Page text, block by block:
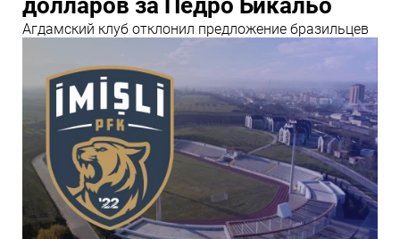
Агдамский клуб отклонил предложение бразильцев